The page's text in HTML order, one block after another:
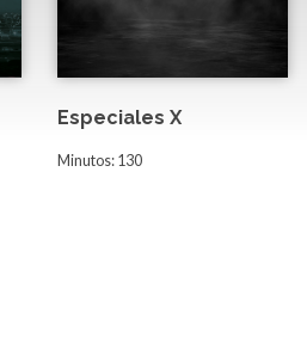
Especiales X
Minutos: 130